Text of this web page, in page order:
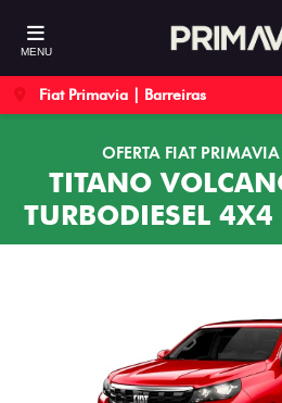
MENU
Fiat Primavia | Barreiras
OFERTA FIAT
TITANO
TURBODIESEL